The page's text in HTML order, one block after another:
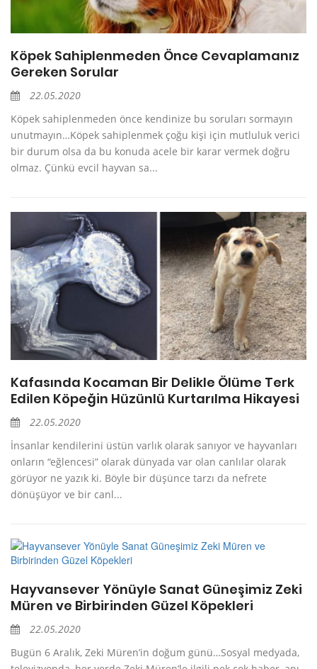
Köpek Sahiplenmeden Önce Cevaplamanız
Gereken Sorular
22.05.2020
Köpek sahiplenmeden önce kendinize bu soruları sormayın
unutmayın…Köpek sahiplenmek çoğu kişi için mutluluk verici
bir durum olsa da bu konuda acele bir karar vermek doğru
olmaz. Çünkü evcil hayvan sa...
Kafasında Kocaman Bir Delikle Ölüme Terk
Edilen Köpeğin Hüzünlü Kurtarılma Hikayesi
22.05.2020
İnsanlar kendilerini üstün varlık olarak sanıyor ve hayvanları
onların “eğlencesi” olarak dünyada var olan canlılar olarak
görüyor ne yazık ki. Böyle bir düşünce tarzı da nefrete
dönüşüyor ve bir canl...
Hayvansever Yönüyle Sanat Güneşimiz Zeki
Müren ve Birbirinden Güzel Köpekleri
22.05.2020
Bugün 6 Aralık, Zeki Müren’in doğum günü…Sosyal medyada,